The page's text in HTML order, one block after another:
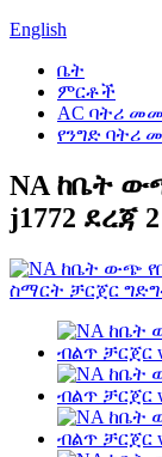
English
ቤት
ምርቶች
AC ባትሪ
የንግድ ባትሪ
NA ከቤት
j1772 ደረጃ